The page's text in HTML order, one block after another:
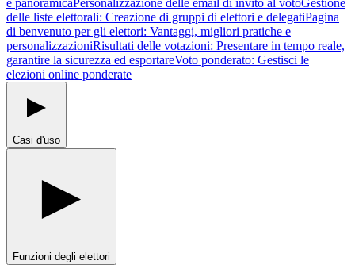
e panoramicaPersonalizzazione delle email di invito al votoGestione
delle liste elettorali: Creazione di gruppi di elettori e delegatiPagina
di benvenuto per gli elettori: Vantaggi, migliori pratiche e
personalizzazioniRisultati delle votazioni: Presentare in tempo reale,
garantire la sicurezza ed esportareVoto ponderato: Gestisci le
elezioni online ponderate
Casi d'uso
Funzioni degli elettori